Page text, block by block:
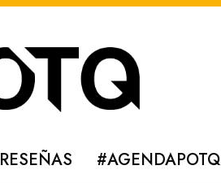
RESEÑAS #AGENDAPOTQ